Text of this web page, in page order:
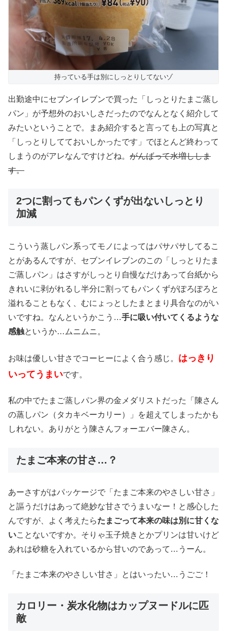
持っている手は別にしっとりしてないゾ
出勤途中にセブンイレブンで買った「しっとりたまご蒸し
パン」が予想外のおいしさだったのでなんとなく紹介して
みたいということで。まあ紹介すると言っても上の写真と
「しっとりしてておいしかったです」でほとんど終わって
しまうのがアレなんですけどね。 がんばって水増ししま
す。
2つに割ってもパンくずが出ないしっとり
加減
こういう蒸しパン系ってモノによってはパサパサしてるこ
とがあるんですが、セブンイレブンのこの「しっとりたま
ご蒸しパン」はさすがしっとり自慢なだけあって台紙から
きれいに剥がれるし半分に割ってもパンくずがぽろぽろと
溢れることもなく、むにょっとしたまとまり具合なのがい
いですね。なんというかこう…手に吸い付いてくるような
感触というか…ムニムニ。
お味は優しい甘さでコーヒーによく合う感じ。 はっきり
いってうまいです。
私の中でたまご蒸しパン界の金メダリストだった「陳さん
の蒸しパン（タカキベーカリー）」を超えてしまったかも
しれない。ありがとう陳さんフォーエバー陳さん。
たまご本来の甘さ…？
あーさすがはパッケージで「たまご本来のやさしい甘さ」
と謳うだけはあって絶妙な甘さでうまいなー！と感心した
んですが、よく考えたらたまごって本来の味は別に甘くな
いことないですか。そりゃ玉子焼きとかプリンは甘いけど
あれは砂糖を入れているから甘いのであって…うーん。
「たまご本来のやさしい甘さ」とはいったい…うごご！
カロリー・炭水化物はカップヌードルに匹
敵